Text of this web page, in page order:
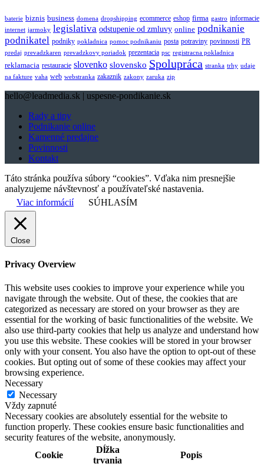
baterie biznis business domena dropshipping ecommerce eshop firma gastro informacie
internet jarmoky legislativa odstupenie od zmluvy online podnikanie
podnikatel podniky pokladnica pomoc podnikaniu posta potraviny povinnosti PR
predaj prevadzkaren prevadzkovy poriadok prezentacia psc registracna pokladnica
reklamacia restauracie slovenko slovensko Spolupráca stranka trhy udaje
na fakture vaha web webstranka zakaznik zakony zaruka zip
hello@leadmedia.sk | uspesne-pondikanie.sk
Rady a tipy
Podnikanie online
Kamenné predajne
Povinnosti
Kontakt
Táto stránka používa súbory “cookies”. Vďaka nim presnejšie
analyzujeme návštevnosť a používateľské nastavenia.
Viac informácií
SÚHLASÍM
Close
Privacy Overview
This website uses cookies to improve your experience while you
navigate through the website. Out of these, the cookies that are
categorized as necessary are stored on your browser as they are
essential for the working of basic functionalities of the website. We
also use third-party cookies that help us analyze and understand how
you use this website. These cookies will be stored in your browser
only with your consent. You also have the option to opt-out of these
cookies. But opting out of some of these cookies may affect your
browsing experience.
Necessary
Necessary
Vždy zapnuté
Necessary cookies are absolutely essential for the website to
function properly. These cookies ensure basic functionalities and
security features of the website, anonymously.
Cookie
Dĺžka
trvania
Popis